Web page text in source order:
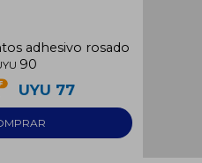
adhesivo rosado
90
UYU 77